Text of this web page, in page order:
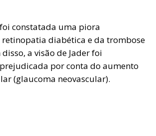
constatada uma piora
diabética e da trombose
a visão de Jader foi
por conta do aumento
(glaucoma neovascular).